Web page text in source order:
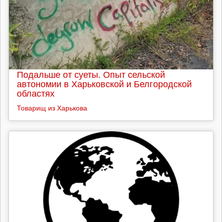
Подальше от суеты. Опыт сельской
автономии в Харьковской и Белгородской
областях
Товарищ из Харькова